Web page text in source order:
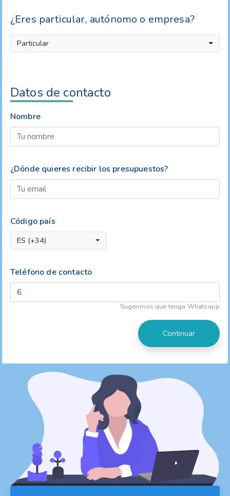
¿Eres particular, autónomo o empresa?
Particular
Datos de contacto
Nombre
¿Dónde quieres recibir los presupuestos?
Código país
ES (+34)
Teléfono de contacto
Sugerimos que tenga Whatsapp